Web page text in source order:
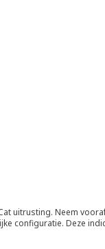
uitrusting. Neem
configuratie. Deze